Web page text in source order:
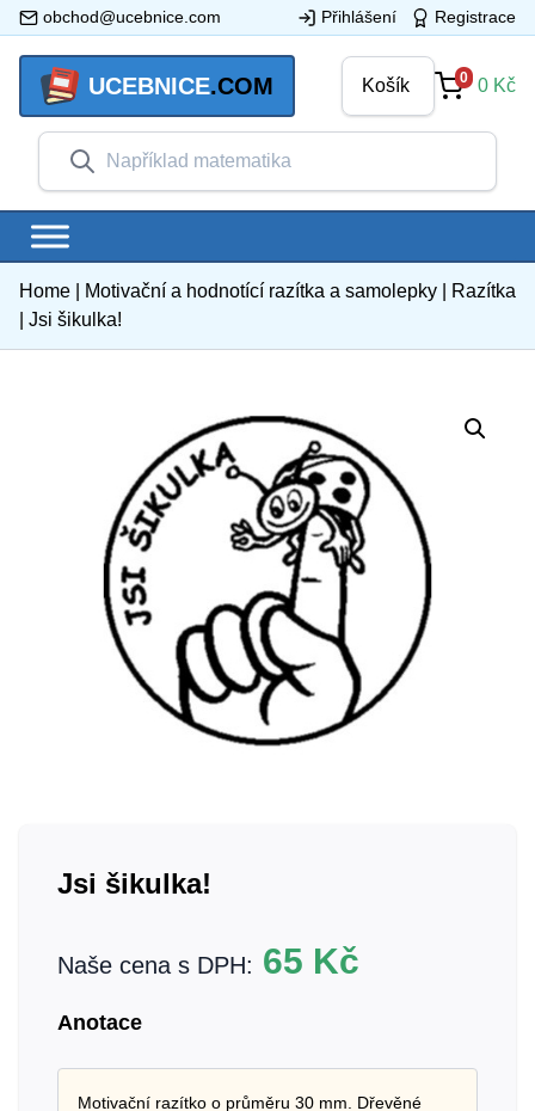
obchod@ucebnice.com Přihlášení Registrace
UCEBNICE.COM Košík 0 0 Kč
Home Motivační a hodnotící razítka a samolepky
Razítka
Jsi šikulka!
Jsi šikulka!
Naše cena s DPH: 65 Kč
Anotace
Motivační razítko o průměru 30 mm. Dřevěné